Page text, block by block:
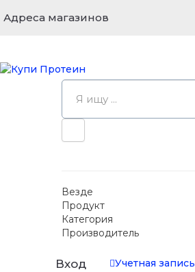
Адреса магазинов
Везде
Продукт
Категория
Производитель
Вход Учетная запись